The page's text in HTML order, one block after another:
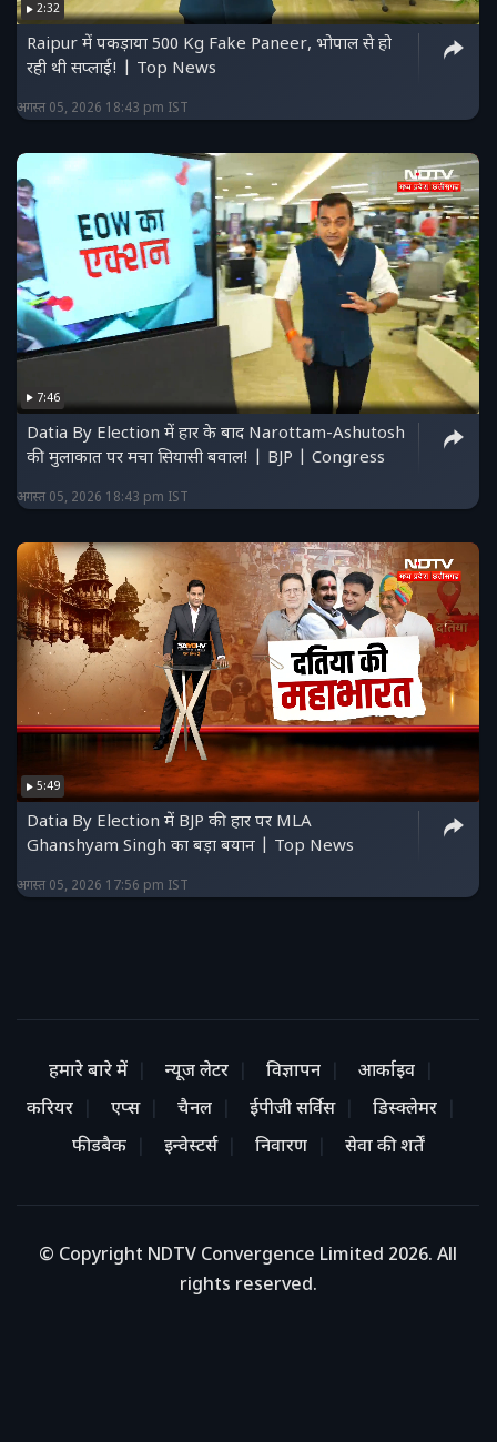
2:32
Raipur में पकड़ाया 500 Kg Fake Paneer, भोपाल से हो
रही थी सप्लाई! | Top News
अगस्त 05, 2026 18:43 pm IST
7:46
Datia By Election में हार के बाद Narottam-Ashutosh
की मुलाकात पर मचा सियासी बवाल! | BJP | Congress
अगस्त 05, 2026 18:43 pm IST
5:49
Datia By Election में BJP की हार पर MLA
Ghanshyam Singh का बड़ा बयान | Top News
अगस्त 05, 2026 17:56 pm IST
हमारे बारे में न्यूज लेटर विज्ञापन
आर्काइव
करियर
एप्स चैनल ईपीजी सर्विस
डिस्क्लेमर
फीडबैक
इन्वेस्टर्स निवारण सेवा की शर्तें
© Copyright NDTV Convergence Limited 2026. All
rights reserved.